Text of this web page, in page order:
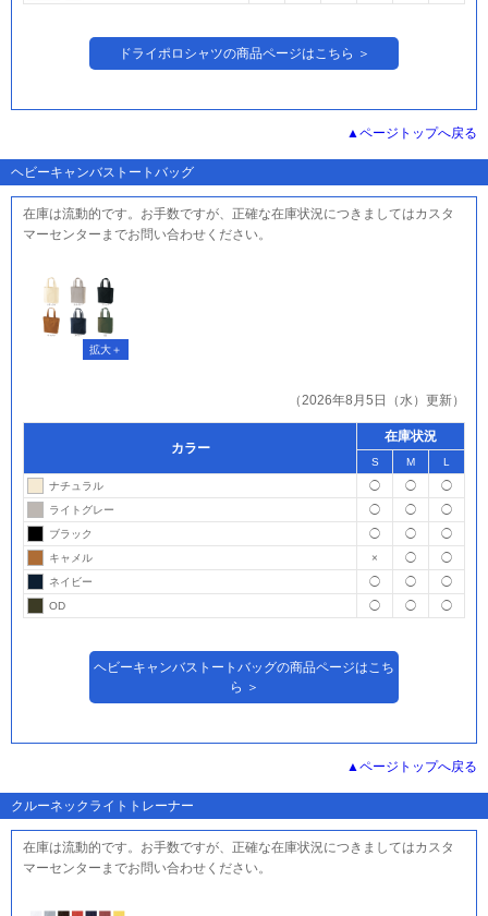
ドライポロシャツの商品ページはこちら ＞
ページトップへ戻る
ヘビーキャンバストートバッグ
在庫は流動的です。お手数ですが、正確な在庫状況につきましてはカスタ
マーセンターまでお問い合わせください。
（2026年8月5日（水）更新）
カラー
在庫状況
S M
L
ナチュラル
◯ ◯
◯
ライトグレー
◯ ◯
◯
ブラック
◯ ◯
◯
キャメル
× ◯
◯
ネイビー
◯ ◯
◯
OD
◯ ◯ ◯
ヘビーキャンバストートバッグの商品ページはこち
ら ＞
ページトップへ戻る
クルーネックライトトレーナー
在庫は流動的です。お手数ですが、正確な在庫状況につきましてはカスタ
マーセンターまでお問い合わせください。